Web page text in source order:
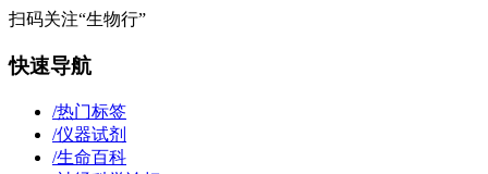
扫码关注“生物行”
快速导航
/热门标签
/仪器试剂
/生命百科